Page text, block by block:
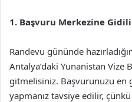
1. Başvuru Merkezine
Randevu gününde
Antalya’daki Yunanistan Vize
gitmelisiniz. Başvurunuzu en
yapmanız tavsiye edilir,